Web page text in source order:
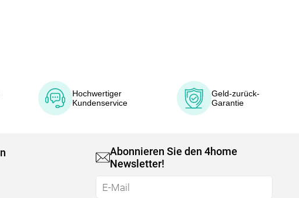
Hochwertiger
Kundenservice
Geld-zurück-
Garantie
Abonnieren Sie den 4home
Newsletter!